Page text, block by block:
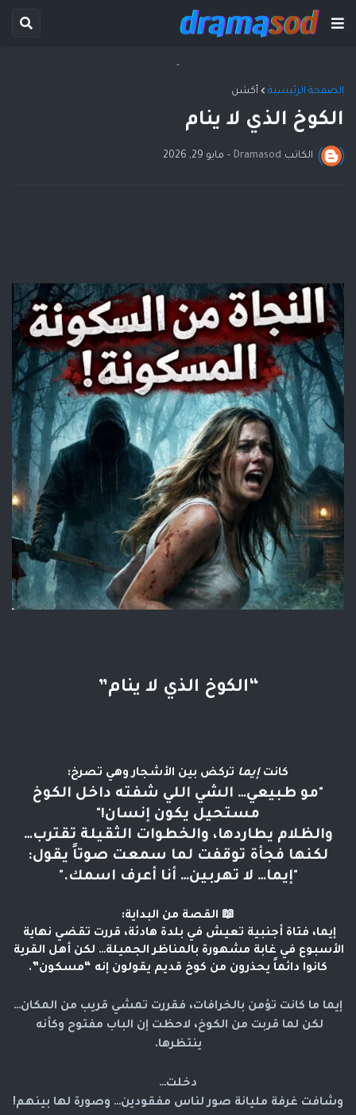
-
الصفحة الرئيسية أكشن
الكوخ الذي لا ينام
الكاتب Dramasod
- مايو 29, 2026
“الكوخ الذي لا ينام”
كانت إيما تركض بين الأشجار وهي تصرخ:
"مو طبيعي… الشي اللي شفته داخل الكوخ
مستحيل يكون إنسان!"
والظلام يطاردها، والخطوات الثقيلة تقترب…
لكنها فجأة توقفت لما سمعت صوتاً يقول:
"إيما… لا تهربين… أنا أعرف اسمك."
📖 القصة من البداية:
كانوا دائماً يحذرون من كوخ قديم يقولون إنه “مسكون”.
إيما ما كانت تؤمن بالخرافات، فقررت تمشي قريب من المكان…
ينتظرها.
دخلت…
وشافت غرفة مليانة صور لناس مفقودين… وصورة لها بينهم!